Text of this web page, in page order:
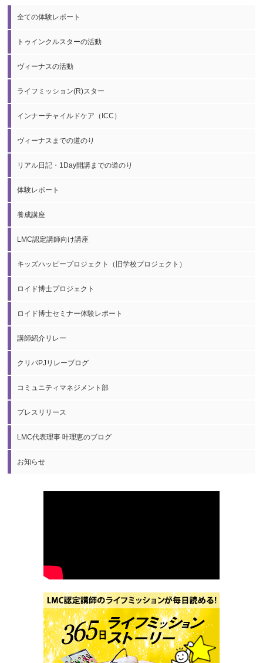
全ての体験レポート
トゥインクルスターの活動
ヴィーナスの活動
ライフミッション(R)スター
インナーチャイルドケア（ICC）
ヴィーナスまでの道のり
リアル日記・1Day開講までの道のり
体験レポート
養成講座
LMC認定講師向け講座
キッズハッピープロジェクト（旧学校プロジェクト）
ロイド博士プロジェクト
ロイド博士セミナー体験レポート
講師紹介リレー
クリパPJリレーブログ
コミュニティマネジメント部
プレスリリース
LMC代表理事 叶理恵のブログ
お知らせ